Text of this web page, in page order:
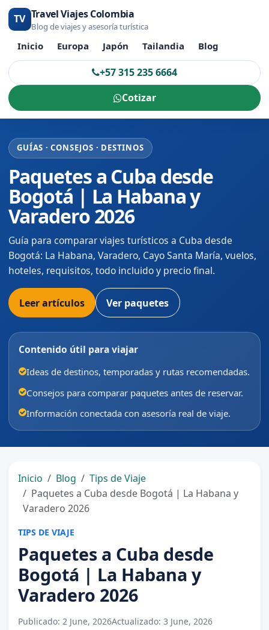
TV Travel Viajes Colombia
Blog de viajes y asesoría turística
Inicio Europa Japón Tailandia Blog
+57 315 235 6664
Cotizar
GUÍAS · CONSEJOS · DESTINOS
Paquetes a Cuba desde
Bogotá | La Habana y
Varadero 2026
Guía para comparar viajes turísticos a Cuba desde
Bogotá: La Habana, Varadero, Cayo Santa María, vuelos,
hoteles, requisitos, todo incluido y precio final.
Leer artículos Ver paquetes
Contenido útil para viajar
Ideas de destinos, temporadas y rutas recomendadas.
Consejos para comparar paquetes antes de reservar.
Información conectada con asesoría real de viaje.
Inicio Blog
Tips de Viaje
Paquetes a Cuba desde Bogotá | La Habana y
Varadero 2026
TIPS DE VIAJE
Paquetes a Cuba desde
Bogotá | La Habana y
Varadero 2026
Publicado: 2 June, 2026Actualizado: 3 June, 2026